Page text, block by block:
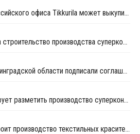
Топ-менеджмент российского офиса Tikkurila может выкупить бизнес компании
Gabriel-Chemie начала строительство производства суперконцентратов в парке "Ворсино"
Tikkurila и власти Ленинградской области подписали соглашение о строительстве завода ЛКМ
Gabriel-Chemie планирует разметить производство суперконцентратов в парке "Ворсино"
"БТК текстиль" построит производство текстильных красителей в Ростовской области